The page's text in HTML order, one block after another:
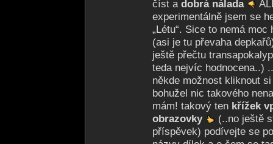
číst a dobrá nálada
experimentálně jsem se
„Létu“. Sice to nemá moc
(asi je tu převaha
ještě přečtu
teda nejvíc hodnocena..)
někde možnost kliknout
bohužel nic takového
mám! takový ten křížek
obrazovky
(..no ještě
příspěvek) podívejte se